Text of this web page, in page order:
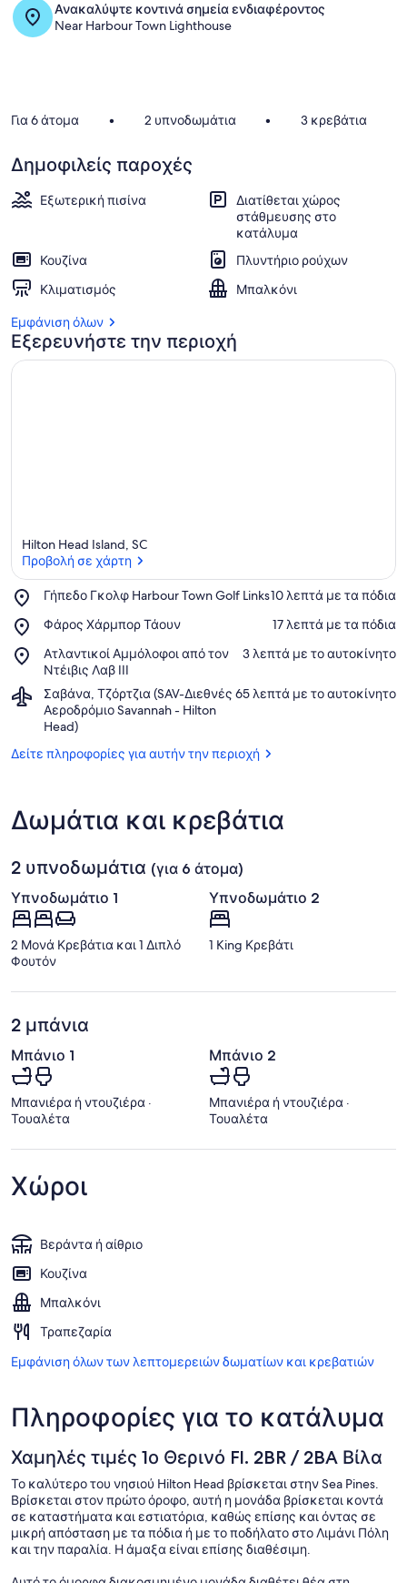
Ανακαλύψτε κοντινά σημεία ενδιαφέροντος
Near Harbour Town Lighthouse
Για 6 άτομα • 2 υπνοδωμάτια • 3 κρεβάτια
Δημοφιλείς παροχές
Εξωτερική πισίνα
Διατίθεται χώρος
στάθμευσης στο
κατάλυμα
Κουζίνα
Πλυντήριο ρούχων
Κλιματισμός
Μπαλκόνι
Εμφάνιση όλων
Εξερευνήστε την περιοχή
Hilton Head Island, SC
Προβολή σε χάρτη
Γήπεδο Γκολφ Harbour Town Golf Links
Place,
Γκολφ
Town
Golf
Links
‪10 λεπτά με τα πόδια‬
Φάρος Χάρμπορ Τάουν
Place,
Χάρμπορ
Τάουν
‪17 λεπτά με τα πόδια‬
Ατλαντικοί Αμμόλοφοι από τον
Ντέιβις Λαβ ΙΙΙ
Place,
Ατλαντικοί
Αμμόλοφοι
από
τον
Ντέιβις
Λαβ
‪3 λεπτά με το αυτοκίνητο‬
Σαβάνα, Τζόρτζια (SAV-Διεθνές
Αεροδρόμιο Savannah - Hilton
Head)
Airport,
Σαβάνα,
Τζόρτζια
Διεθνές
Hilton
Head)
‪65 λεπτά με το αυτοκίνητο‬
Δείτε πληροφορίες για αυτήν την περιοχή
Δωμάτια και κρεβάτια
2 υπνοδωμάτια (για 6 άτομα)
Υπνοδωμάτιο 1
2 Μονά Κρεβάτια και 1 Διπλό
Φουτόν
Υπνοδωμάτιο 2
1 King Κρεβάτι
2 μπάνια
Μπάνιο 1
Μπανιέρα ή ντουζιέρα ·
Τουαλέτα
Μπάνιο 2
Μπανιέρα ή ντουζιέρα ·
Τουαλέτα
Χώροι
Βεράντα ή αίθριο
Κουζίνα
Μπαλκόνι
Τραπεζαρία
Εμφάνιση όλων των λεπτομερειών δωματίων και κρεβατιών
Πληροφορίες για το κατάλυμα
Χαμηλές τιμές 1ο Θερινό Fl. 2BR / 2BA Βίλα
Το καλύτερο του νησιού Hilton Head βρίσκεται στην Sea Pines.
Βρίσκεται στον πρώτο όροφο, αυτή η μονάδα βρίσκεται κοντά
σε καταστήματα και εστιατόρια, καθώς επίσης και όντας σε
μικρή απόσταση με τα πόδια ή με το ποδήλατο στο Λιμάνι Πόλη
και την παραλία. Η άμαξα είναι επίσης διαθέσιμη.